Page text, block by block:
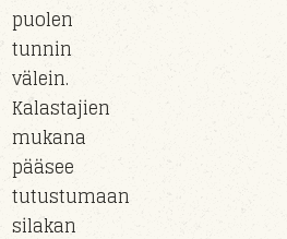
puolen
tunnin
välein.
Kalastajien
mukana
pääsee
tutustumaan
silakan